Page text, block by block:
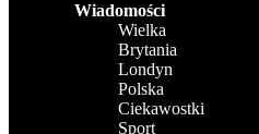
Wiadomości
Wielka
Brytania
Londyn
Polska
Ciekawostki
Sport